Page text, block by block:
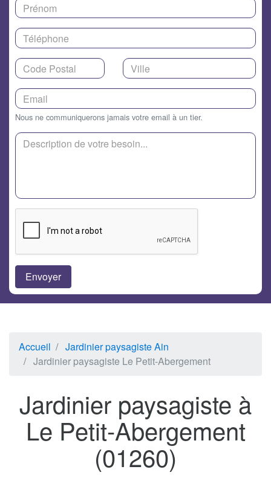
Nous ne communiquerons jamais votre email à un tier.
Accueil
Jardinier paysagiste Ain
Jardinier paysagiste Le Petit-Abergement
Jardinier paysagiste à
Le Petit-Abergement
(01260)